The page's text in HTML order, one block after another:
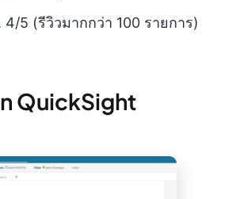
4/5 (รีวิวมากกว่า 100 รายการ)
QuickSight